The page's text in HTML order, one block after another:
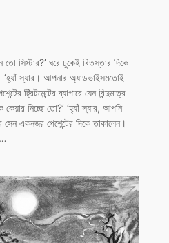
সিস্টার?’ ঘরে ঢুকেই বিতস্তার দিকে
‘হ্যাঁ স্যার। আপনার অ্যাডভাইসমতোই
ট্রিটমেন্টের ব্যাপারে যেন বিন্দুমাত্র
কেয়ার নিচ্ছে তো?’ ‘হ্যাঁ স্যার, আপনি
একনজর পেশেন্টের দিকে তাকালেন।